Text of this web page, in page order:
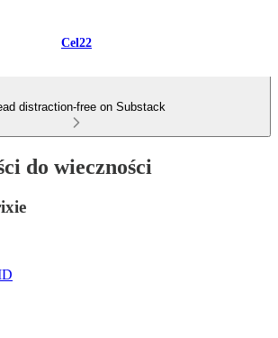
Cel22
distraction-free on Substack
do wieczności